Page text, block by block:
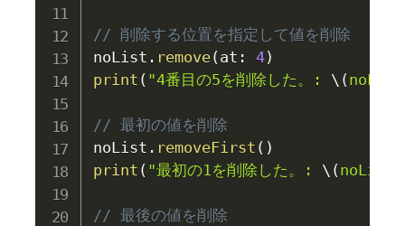
// 削除する位置を指定して値を削除
noList . remove(at : 4)
print ( "4番目の5を削除した。: \(noList
// 最初の値を削除
noList . removeFirst ( )
print ( "最初の1を削除した。: \(noList
// 最後の値を削除